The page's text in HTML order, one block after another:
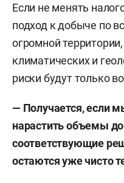
Если не менять
подход к добыче по
огромной
климатических и
риски будут только
— Получается, если
нарастить объемы
соответствующие
остаются уже чисто